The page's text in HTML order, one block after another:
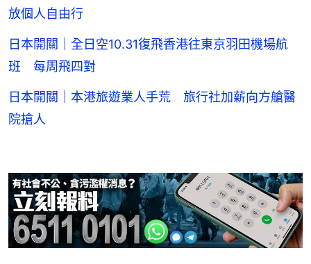
放個人自由行
日本開關｜全日空10.31復飛香港往東京羽田機場航
班 每周飛四對
日本開關｜本港旅遊業人手荒 旅行社加薪向方艙醫
院搶人